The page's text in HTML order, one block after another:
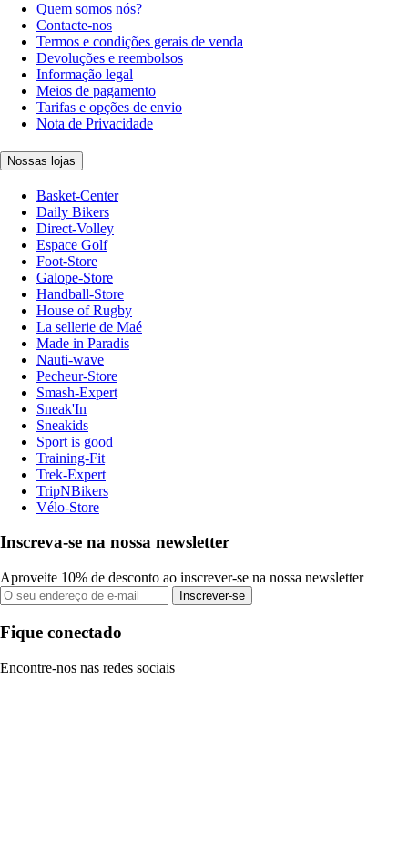
Quem somos nós?
Contacte-nos
Termos e condições gerais de venda
Devoluções e reembolsos
Informação legal
Meios de pagamento
Tarifas e opções de envio
Nota de Privacidade
Nossas lojas
Basket-Center
Daily Bikers
Direct-Volley
Espace Golf
Foot-Store
Galope-Store
Handball-Store
House of Rugby
La sellerie de Maé
Made in Paradis
Nauti-wave
Pecheur-Store
Smash-Expert
Sneak'In
Sneakids
Sport is good
Training-Fit
Trek-Expert
TripNBikers
Vélo-Store
Inscreva-se na nossa newsletter
Aproveite 10% de desconto ao inscrever-se na nossa newsletter
Inscrever-se
Fique conectado
Encontre-nos nas redes sociais